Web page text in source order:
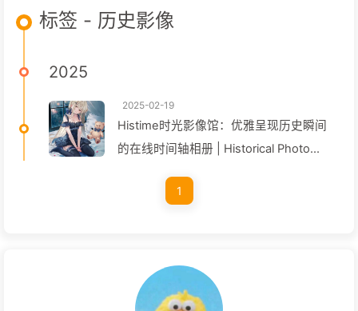
标签 - 历史影像
2025
2025-02-19
Histime时光影像馆：优雅呈现历史瞬间
的在线时间轴相册 | Historical Photo
1